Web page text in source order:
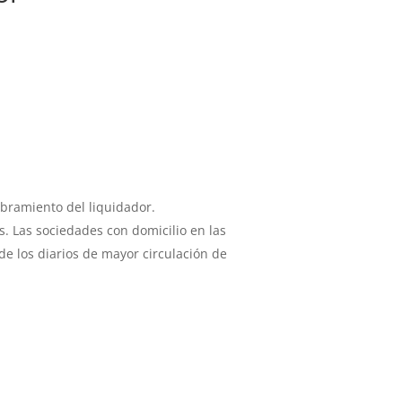
del liquidador.
Las sociedades con domicilio en las
los diarios de mayor circulación de